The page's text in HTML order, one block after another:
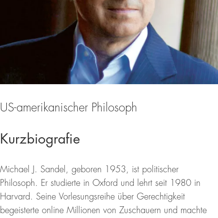
US-amerikanischer Philosoph
Kurzbiografie
Michael J. Sandel, geboren 1953, ist politischer
Philosoph. Er studierte in Oxford und lehrt seit 1980 in
Harvard. Seine Vorlesungsreihe über Gerechtigkeit
begeisterte online Millionen von Zuschauern und machte